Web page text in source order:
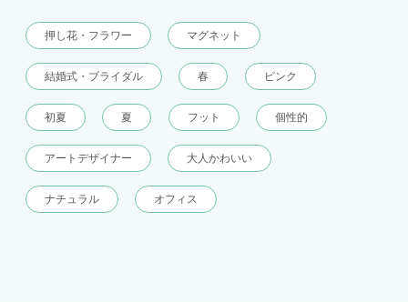
押し花・フラワー マグネット
結婚式・ブライダル 春 ピンク
初夏 夏 フット 個性的
アートデザイナー 大人かわいい
ナチュラル オフィス